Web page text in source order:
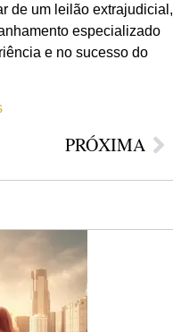
de um leilão extrajudicial,
especializado
e no sucesso do
PRÓXIMA